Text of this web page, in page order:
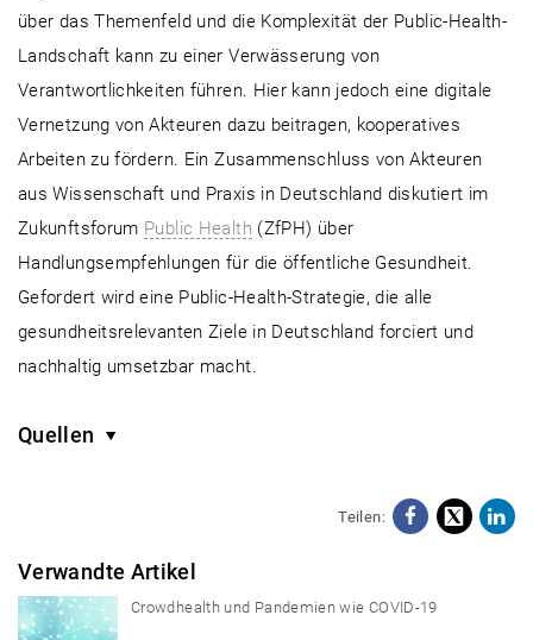
über das Themenfeld und die Komplexität der Public-Health-
Landschaft kann zu einer Verwässerung von
Verantwortlichkeiten führen. Hier kann jedoch eine digitale
Vernetzung von Akteuren dazu beitragen, kooperatives
Arbeiten zu fördern. Ein Zusammenschluss von Akteuren
aus Wissenschaft und Praxis in Deutschland diskutiert im
Zukunftsforum Public Health (ZfPH) über
Handlungsempfehlungen für die öffentliche Gesundheit.
Gefordert wird eine Public-Health-Strategie, die alle
gesundheitsrelevanten Ziele in Deutschland forciert und
nachhaltig umsetzbar macht.
Quellen
Teilen: X
Verwandte Artikel
Crowdhealth und Pandemien wie COVID-19